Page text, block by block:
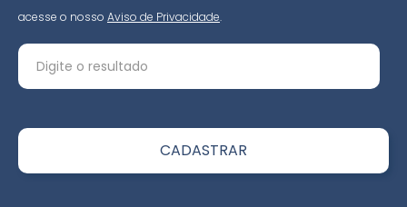
acesse o nosso Aviso de Privacidade.